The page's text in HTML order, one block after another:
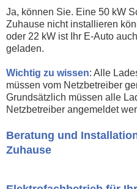
Ja, können Sie. Eine 50 kW
Zuhause nicht installieren
oder 22 kW ist Ihr E-Auto
geladen.
Wichtig zu wissen: Alle
müssen vom Netzbetreiber
Grundsätzlich müssen alle
Netzbetreiber angemeldet
Beratung und
Zuhause